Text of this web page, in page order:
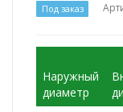
Под заказ
Наружный
диаметр